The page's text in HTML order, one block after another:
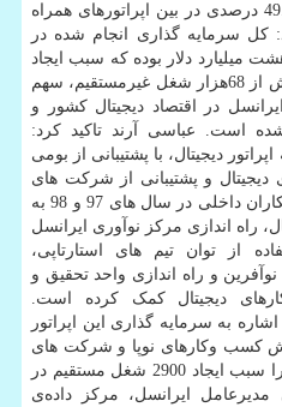
درصدی و سهم مصرفی دیتای 49.7 درصدی در بین اپراتورهای همراه
کل سرمایه گذاری انجام شده در
میلیارد دلار بوده که سبب ایجاد
بیش از 2300 شغل مستقیم و بیش از 68هزار شغل غیرمستقیم، سهم
ایرانسل در اقتصاد دیجیتال کشور و
فناور شده است. عباسی آرند تاکید کرد:
اپراتور دیجیتال، با پشتیبانی از بومی
و پشتیبانی از شرکت های
توسعه دهنده‌ی نرم افزار و پیمانکاران داخلی در سال های 97 و 98 به
ریال، راه اندازی مرکز نوآوری ایرانسل
از توان تیم های استارتاپی،
و راه اندازی واحد تحقیق و
دیجیتال کمک کرده است.
به سرمایه گذاری این اپراتور
کسب وکارهای نوپا و شرکت های
دانش بنیان، این سرمایه گذاری را سبب ایجاد 2900 شغل مستقیم در
ایرانسل، مرکز داده‌ی